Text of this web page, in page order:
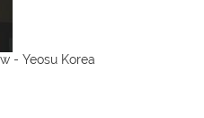
- Yeosu Korea